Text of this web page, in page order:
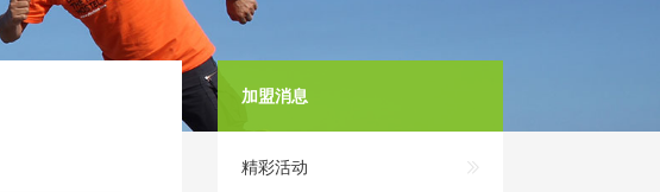
加盟消息
精彩活动